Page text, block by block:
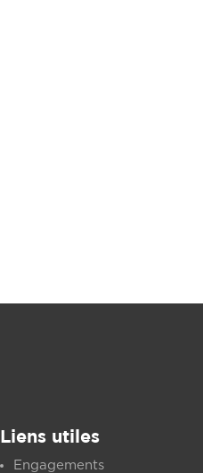
Liens utiles
Engagements